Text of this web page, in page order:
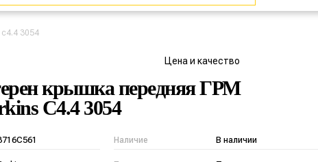
3054
Цена и качество
крышка передняя ГРМ
C4.4 3054
Наличие В наличии